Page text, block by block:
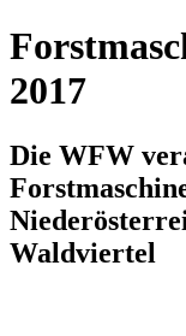
2017
Die WFW
Waldviertel